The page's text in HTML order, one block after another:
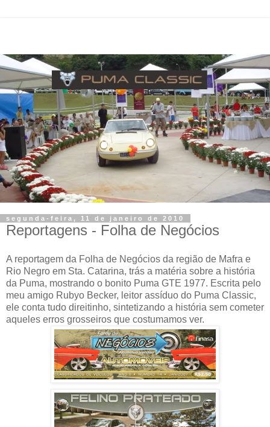
segunda-feira, 11 de janeiro de 2010
Reportagens - Folha de Negócios
A reportagem da Folha de Negócios da região de Mafra e
Rio Negro em Sta. Catarina, trás a matéria sobre a história
da Puma, mostrando o bonito Puma GTE 1977. Escrita pelo
meu amigo Rubyo Becker, leitor assíduo do Puma Classic,
ele conta tudo direitinho, sintetizando a história sem cometer
aqueles erros grosseiros que costumamos ver.